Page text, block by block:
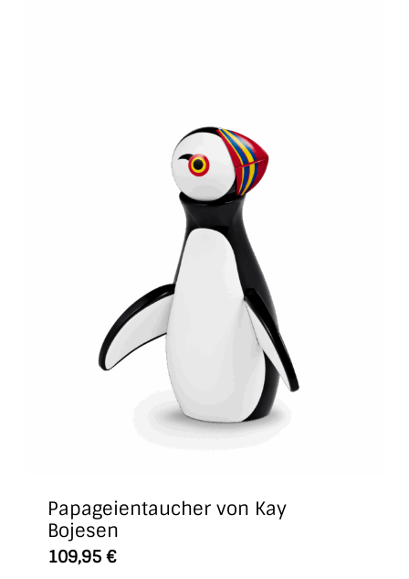
Papageientaucher von Kay
Bojesen
109,95 €